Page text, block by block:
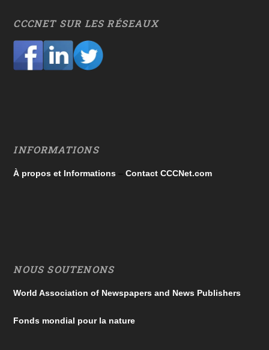
CCCNET SUR LES RÉSEAUX
INFORMATIONS
À propos et Informations –Contact CCCNet.com
NOUS SOUTENONS
World Association of Newspapers and News Publishers
Fonds mondial pour la nature